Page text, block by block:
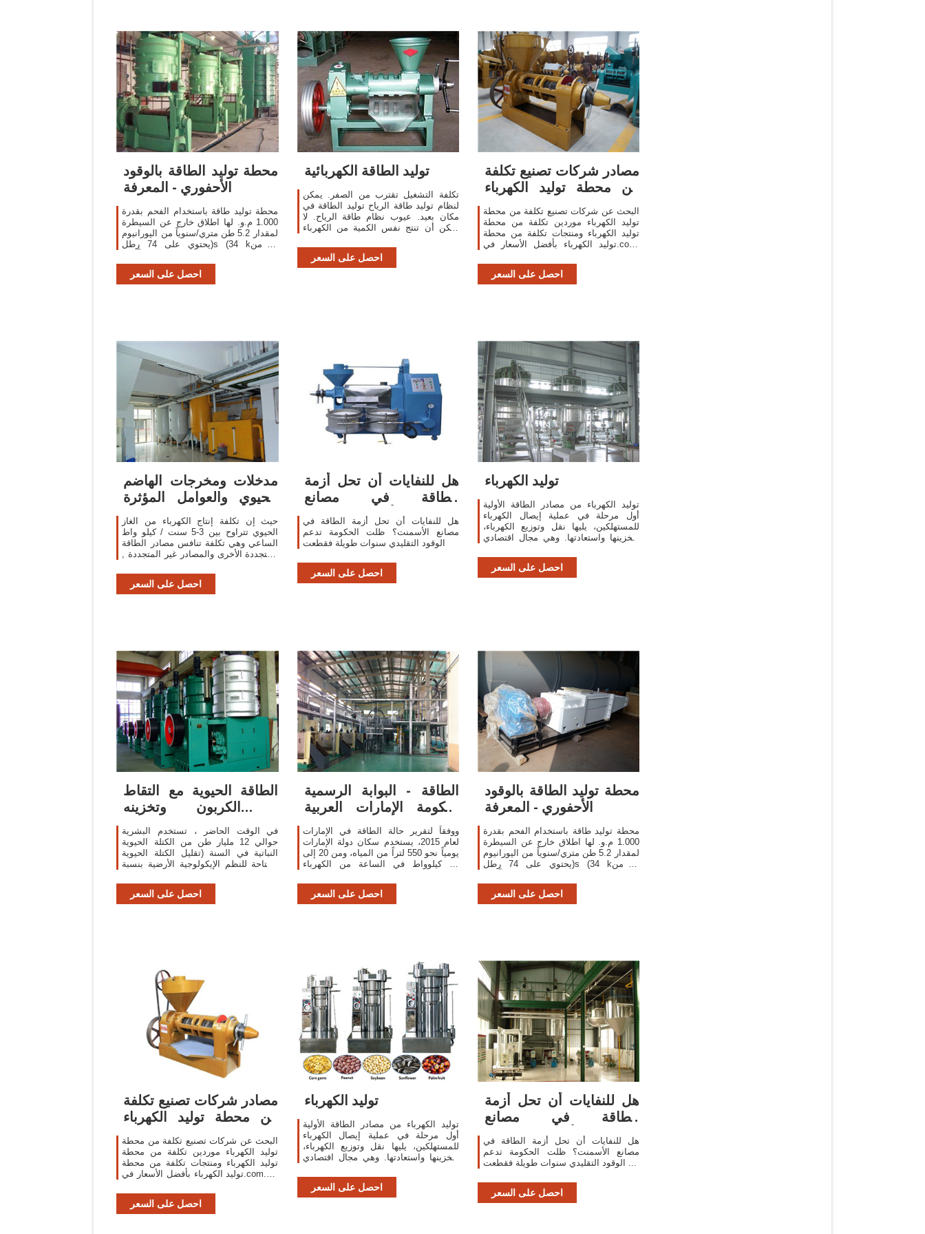
محطة توليد الطاقة بالوقود
الأحفوري - المعرفة
محطة توليد طاقة باستخدام الفحم بقدرة
1.000 م.و. لها اطلاق خارج عن السيطرة
لمقدار 5.2 طن متري/سنوياً من اليورانيوم
(يحتوي على 74 رطلs (34 kغ) من
الثوريوم.
احصل على السعر
توليد الطاقة الكهربائية
تكلفة التشغيل تقترب من الصفر. يمكن
لنظام توليد طاقة الرياح توليد الطاقة في
مكان بعيد. عيوب نظام طاقة الرياح. لا
يمكن أن تنتج نفس الكمية من الكهرباء
احصل على السعر
مصادر شركات تصنيع تكلفة
من محطة توليد الكهرباء
وتكلفة من
البحث عن شركات تصنيع تكلفة من محطة
توليد الكهرباء موردين تكلفة من محطة
توليد الكهرباء ومنتجات تكلفة من محطة
توليد الكهرباء بأفضل الأسعار في.com.
CFB
احصل على السعر
مدخلات ومخرجات الهاضم
الحيوي والعوامل المؤثرة
على عملية
حيث إن تكلفة إنتاج الكهرباء من الغاز
الحيوي تتراوح بين 3-5 سنت / كيلو واط
الساعي وهي تكلفة تنافس مصادر الطاقة
المتجددة الأخرى والمصادر غير المتجددة ,
اقتصادية.
احصل على السعر
هل للنفايات أن تحل أزمة
الطاقة في مصانع
الأسمنت؟ - للعِلم
هل للنفايات أن تحل أزمة الطاقة في
مصانع الأسمنت؟ ظلت الحكومة تدعم
الوقود التقليدي سنوات طويلة فقطعت
احصل على السعر
توليد الكهرباء
توليد الكهرباء من مصادر الطاقة الأولية
أول مرحلة في عملية إيصال الكهرباء
للمستهلكين، يليها نقل وتوزيع الكهرباء،
وتخزينها واستعادتها. وهي مجال اقتصادي
المبادئ الأساسية لتوليد
احصل على السعر
الطاقة الحيوية مع التقاط
الكربون وتخزينه –
في الوقت الحاضر ، تستخدم البشرية
حوالي 12 مليار طن من الكتلة الحيوية
النباتية في السنة (تقليل الكتلة الحيوية
المتاحة للنظم الإيكولوجية الأرضية بنسبة
احصل على السعر
الطاقة - البوابة الرسمية
لحكومة الإمارات العربية
المتحدة
ووفقاً لتقرير حالة الطاقة في الإمارات
لعام 2015، يستخدم سكان دولة الإمارات
يومياً نحو 550 لتراً من المياه، ومن 20 إلى
30 كيلوواط في الساعة من الكهرباء
من الماء
احصل على السعر
محطة توليد الطاقة بالوقود
الأحفوري - المعرفة
محطة توليد طاقة باستخدام الفحم بقدرة
1.000 م.و. لها اطلاق خارج عن السيطرة
لمقدار 5.2 طن متري/سنوياً من اليورانيوم
(يحتوي على 74 رطلs (34 kغ) من
الثوريوم.
احصل على السعر
مصادر شركات تصنيع تكلفة
من محطة توليد الكهرباء
البحث عن شركات تصنيع تكلفة من محطة
توليد الكهرباء موردين تكلفة من محطة
توليد الكهرباء ومنتجات تكلفة من محطة
توليد الكهرباء بأفضل الأسعار في.com. ...
CFB ...
احصل على السعر
توليد الكهرباء
توليد الكهرباء من مصادر الطاقة الأولية
أول مرحلة في عملية إيصال الكهرباء
للمستهلكين، يليها نقل وتوزيع الكهرباء،
وتخزينها واستعادتها. وهي مجال اقتصادي
المبادئ الأساسية لتوليد ...
احصل على السعر
هل للنفايات أن تحل أزمة
الطاقة في مصانع
الأسمنت؟ - للعِلم
هل للنفايات أن تحل أزمة الطاقة في
مصانع الأسمنت؟ ظلت الحكومة تدعم
الوقود التقليدي سنوات طويلة فقطعت ...
احصل على السعر